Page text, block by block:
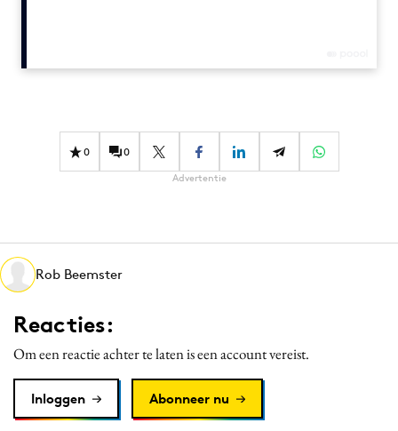
Design
Diversiteit
Effectiviteit
Martech
Media
Merkstrategie
Purpose Marketing
Reputatie & crisis
0 0
Advertentie
Rob Beemster
Reacties:
Om een reactie achter te laten is een account vereist.
Inloggen Abonneer nu